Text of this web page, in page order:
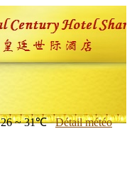
26 ~ 31℃ Détail météo